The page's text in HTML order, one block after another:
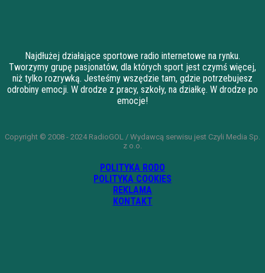
Najdłużej działające sportowe radio internetowe na rynku.
Tworzymy grupę pasjonatów, dla których sport jest czymś więcej,
niż tylko rozrywką. Jesteśmy wszędzie tam, gdzie potrzebujesz
odrobiny emocji. W drodze z pracy, szkoły, na działkę. W drodze po
emocje!
Copyright © 2008 - 2024 RadioGOL / Wydawcą serwisu jest Czyli Media Sp.
z o.o.
POLITYKA RODO
POLITYKA COOKIES
REKLAMA
KONTAKT